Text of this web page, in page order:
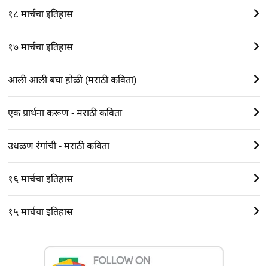
१८ मार्चचा इतिहास
१७ मार्चचा इतिहास
आली आली बघा होळी (मराठी कविता)
एक प्रार्थना करूण - मराठी कविता
उधळण रंगांची - मराठी कविता
१६ मार्चचा इतिहास
१५ मार्चचा इतिहास